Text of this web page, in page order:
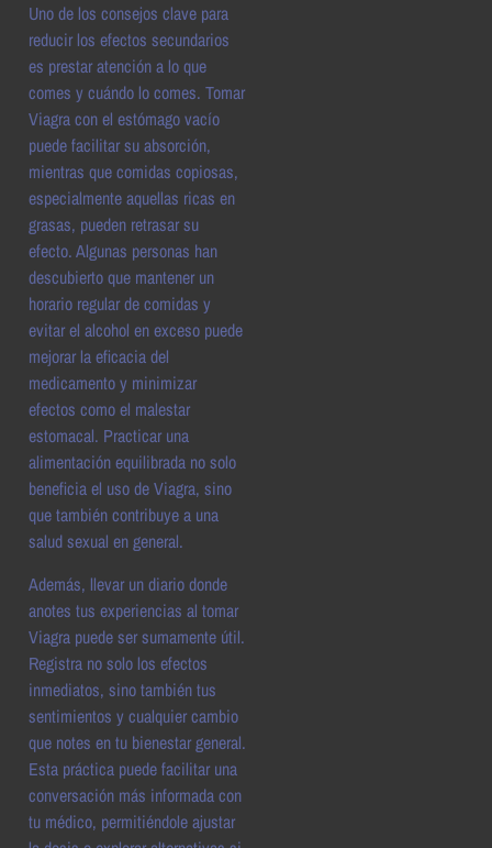
Uno de los consejos clave para
reducir los efectos secundarios
es prestar atención a lo que
comes y cuándo lo comes. Tomar
Viagra con el estómago vacío
puede facilitar su absorción,
mientras que comidas copiosas,
especialmente aquellas ricas en
grasas, pueden retrasar su
efecto. Algunas personas han
descubierto que mantener un
horario regular de comidas y
evitar el alcohol en exceso puede
mejorar la eficacia del
medicamento y minimizar
efectos como el malestar
estomacal. Practicar una
alimentación equilibrada no solo
beneficia el uso de Viagra, sino
que también contribuye a una
salud sexual en general.
Además, llevar un diario donde
anotes tus experiencias al tomar
Viagra puede ser sumamente útil.
Registra no solo los efectos
inmediatos, sino también tus
sentimientos y cualquier cambio
que notes en tu bienestar general.
Esta práctica puede facilitar una
conversación más informada con
tu médico, permitiéndole ajustar